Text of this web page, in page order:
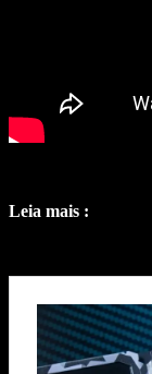
Leia mais :